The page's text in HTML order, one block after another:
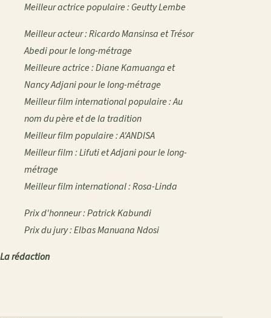
Meilleur actrice populaire : Geutty Lembe
Meilleur acteur : Ricardo Mansinsa et Trésor
Abedi pour le long-métrage
Meilleure actrice : Diane Kamuanga et
Nancy Adjani pour le long-métrage
Meilleur film international populaire : Au
nom du père et de la tradition
Meilleur film populaire : A'ANDISA
Meilleur film : Lifuti et Adjani pour le long-
métrage
Meilleur film international : Rosa-Linda
Prix d'honneur : Patrick Kabundi
Prix du jury : Elbas Manuana Ndosi
La rédaction